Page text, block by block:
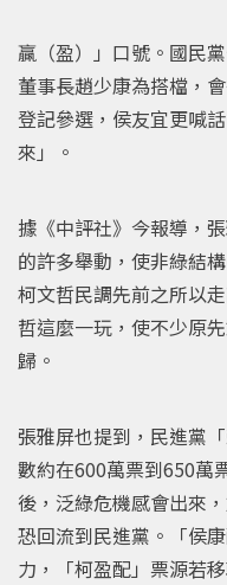
贏（盈）」口號。國民
董事長趙少康為搭檔，
登記參選，侯友宜更喊
來」。
據《中評社》今報導，
的許多舉動，使非綠結
柯文哲民調先前之所以
哲這麼一玩，使不少原
歸。
張雅屏也提到，民進黨
數約在600萬票到650萬
後，泛綠危機感會出來
恐回流到民進黨。「侯
力，「柯盈配」票源若